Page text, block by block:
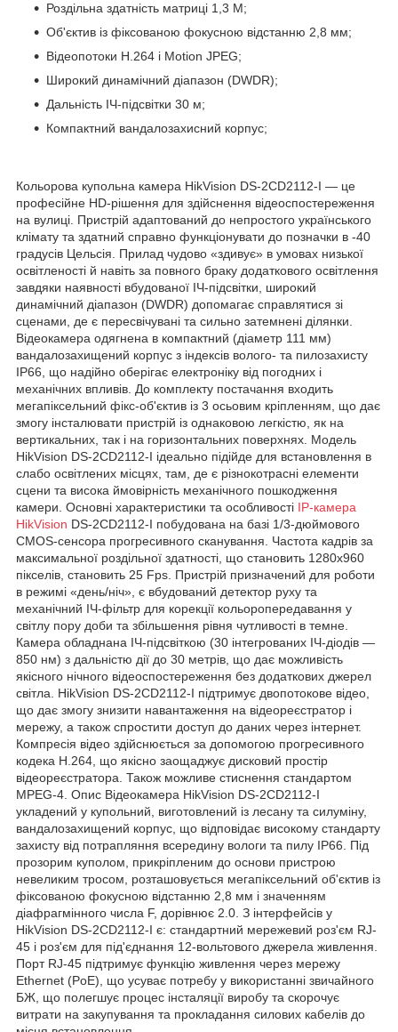
Роздільна здатність матриці 1,3 М;
Об'єктив із фіксованою фокусною відстанню 2,8 мм;
Відеопотоки H.264 і Motion JPEG;
Широкий динамічний діапазон (DWDR);
Дальність ІЧ-підсвітки 30 м;
Компактний вандалозахисний корпус;
Кольорова купольна камера HikVision DS-2CD2112-I — це
професійне HD-рішення для здійснення відеоспостереження
на вулиці. Пристрій адаптований до непростого українського
клімату та здатний справно функціонувати до позначки в -40
градусів Цельсія. Прилад чудово «здивує» в умовах низької
освітленості й навіть за повного браку додаткового освітлення
завдяки наявності вбудованої ІЧ-підсвітки, широкий
динамічний діапазон (DWDR) допомагає справлятися зі
сценами, де є пересвічувані та сильно затемнені ділянки.
Відеокамера одягнена в компактний (діаметр 111 мм)
вандалозахищений корпус з індексів волого- та пилозахисту
IP66, що надійно оберігає електроніку від погодних і
механічних впливів. До комплекту постачання входить
мегапіксельний фікс-об'єктив із 3 осьовим кріпленням, що дає
змогу інсталювати пристрій із однаковою легкістю, як на
вертикальних, так і на горизонтальних поверхнях. Модель
HikVision DS-2CD2112-I ідеально підійде для встановлення в
слабо освітлених місцях, там, де є різнокотрасні елементи
сцени та висока ймовірність механічного пошкодження
камери. Основні характеристики та особливості IP-камера
HikVision DS-2CD2112-I побудована на базі 1/3-дюймового
CMOS-сенсора прогресивного сканування. Частота кадрів за
максимальної роздільної здатності, що становить 1280x960
пікселів, становить 25 Fps. Пристрій призначений для роботи
в режимі «день/ніч», є вбудований детектор руху та
механічний ІЧ-фільтр для корекції кольоропередавання у
світлу пору доби та збільшення рівня чутливості в темне.
Камера обладнана ІЧ-підсвіткою (30 інтегрованих ІЧ-діодів —
850 нм) з дальністю дії до 30 метрів, що дає можливість
якісного нічного відеоспостереження без додаткових джерел
світла. HikVision DS-2CD2112-I підтримує двопотокове відео,
що дає змогу знизити навантаження на відеореєстратор і
мережу, а також спростити доступ до даних через інтернет.
Компресія відео здійснюється за допомогою прогресивного
кодека H.264, що якісно заощаджує дисковий простір
відеореєстратора. Також можливе стиснення стандартом
MPEG-4. Опис Відеокамера HikVision DS-2CD2112-I
укладений у купольний, виготовлений із лесану та силуміну,
вандалозахищений корпус, що відповідає високому стандарту
захисту від потрапляння всередину вологи та пилу IP66. Під
прозорим куполом, прикріпленим до основи пристрою
невеликим тросом, розташовується мегапіксельний об'єктив із
фіксованою фокусною відстанню 2,8 мм і значенням
діафрагмінного числа F, дорівнює 2.0. З інтерфейсів у
HikVision DS-2CD2112-I є: стандартний мережевий роз'єм RJ-
45 і роз'єм для під'єднання 12-вольтового джерела живлення.
Порт RJ-45 підтримує функцію живлення через мережу
Ethernet (PoE), що усуває потребу у використанні звичайного
БЖ, що полегшує процес інсталяції виробу та скорочує
витрати на закупування та прокладання силових кабелів до